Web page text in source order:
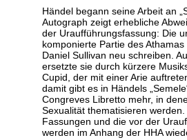
Händel begann seine Arbeit an
Autograph zeigt erhebliche
der Uraufführungsfassung: Die
komponierte Partie des
Daniel Sullivan neu schreiben.
ersetzte sie durch kürzere
Cupid, der mit einer Arie
damit gibt es in Händels
Congreves Libretto mehr, in
Sexualität thematisieren
Fassungen und die vor der
werden im Anhang der HHA